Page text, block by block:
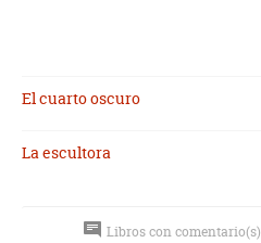
El cuarto oscuro
La escultora
Libros con comentario(s)